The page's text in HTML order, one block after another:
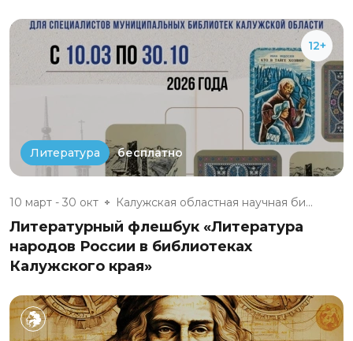
12+
Литература бесплатно
10 март - 30 окт Калужская областная научная би...
Литературный флешбук «Литература
народов России в библиотеках
Калужского края»